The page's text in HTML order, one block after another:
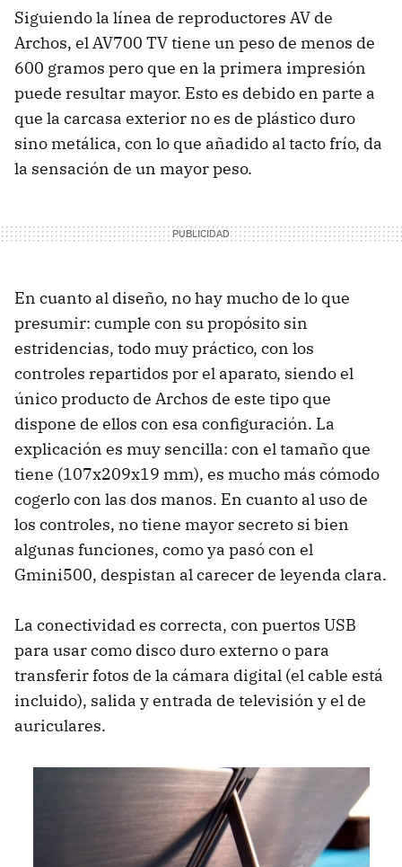
Siguiendo la línea de reproductores AV de
Archos, el AV700 TV tiene un peso de menos de
600 gramos pero que en la primera impresión
puede resultar mayor. Esto es debido en parte a
que la carcasa exterior no es de plástico duro
sino metálica, con lo que añadido al tacto frío, da
la sensación de un mayor peso.
En cuanto al diseño, no hay mucho de lo que
presumir: cumple con su propósito sin
estridencias, todo muy práctico, con los
controles repartidos por el aparato, siendo el
único producto de Archos de este tipo que
dispone de ellos con esa configuración. La
explicación es muy sencilla: con el tamaño que
tiene (107x209x19 mm), es mucho más cómodo
cogerlo con las dos manos. En cuanto al uso de
los controles, no tiene mayor secreto si bien
algunas funciones, como ya pasó con el
Gmini500, despistan al carecer de leyenda clara.
La conectividad es correcta, con puertos USB
para usar como disco duro externo o para
transferir fotos de la cámara digital (el cable está
incluido), salida y entrada de televisión y el de
auriculares.